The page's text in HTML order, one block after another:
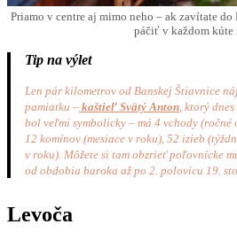
Priamo v centre aj mimo neho – ak zavítate
páčiť v každom kúte
Tip na výlet
Len pár kilometrov od Banskej Štiavnice
pamiatku – kaštieľ Svätý Anton , ktorý
bol veľmi symbolicky – má 4 vchody
12 komínov (mesiace v roku), 52 izieb
v roku). Môžete si tam obzrieť poľovnícke
od obdobia baroka až po 2. polovicu 19.
Levoča